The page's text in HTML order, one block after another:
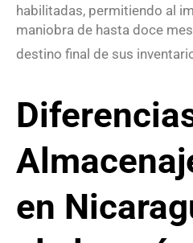
habilitadas, permitiendo al
maniobra de hasta doce
destino final de sus
en